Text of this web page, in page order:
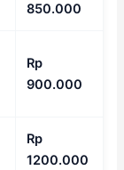
850.000
Rp
900.000
Rp
1200.000